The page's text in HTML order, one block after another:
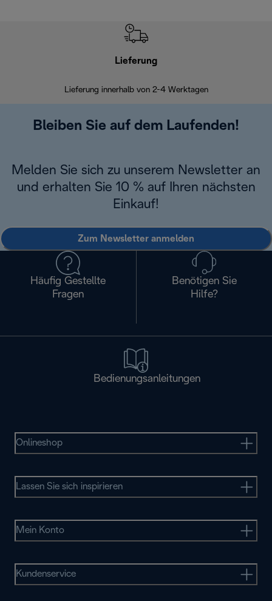
Lieferung
Lieferung innerhalb von 2-4 Werktagen
Bleiben Sie auf dem Laufenden!
Melden Sie sich zu unserem Newsletter an
und erhalten Sie 10 % auf Ihren nächsten
Einkauf!
Zum Newsletter anmelden
Häufig Gestellte
Fragen
Benötigen Sie
Hilfe?
Bedienungsanleitungen
Onlineshop
Lassen Sie sich inspirieren
Mein Konto
Kundenservice